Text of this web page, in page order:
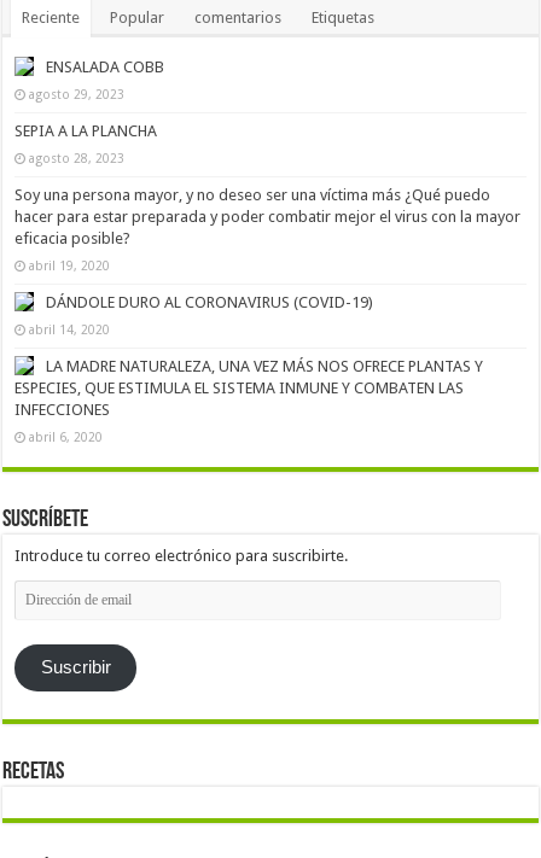
Reciente Popular comentarios Etiquetas
ENSALADA COBB
agosto 29, 2023
SEPIA A LA PLANCHA
agosto 28, 2023
Soy una persona mayor, y no deseo ser una víctima más ¿Qué puedo
hacer para estar preparada y poder combatir mejor el virus con la mayor
eficacia posible?
abril 19, 2020
DÁNDOLE DURO AL CORONAVIRUS (COVID-19)
abril 14, 2020
LA MADRE NATURALEZA, UNA VEZ MÁS NOS OFRECE PLANTAS Y
ESPECIES, QUE ESTIMULA EL SISTEMA INMUNE Y COMBATEN LAS
INFECCIONES
abril 6, 2020
Suscríbete
Introduce tu correo electrónico para suscribirte.
Dirección
de
email
Suscribir
Recetas